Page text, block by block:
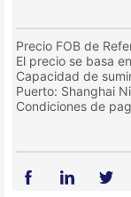
Precio FOB de
El precio se basa
Capacidad de
Puerto: Shanghai
Condiciones de